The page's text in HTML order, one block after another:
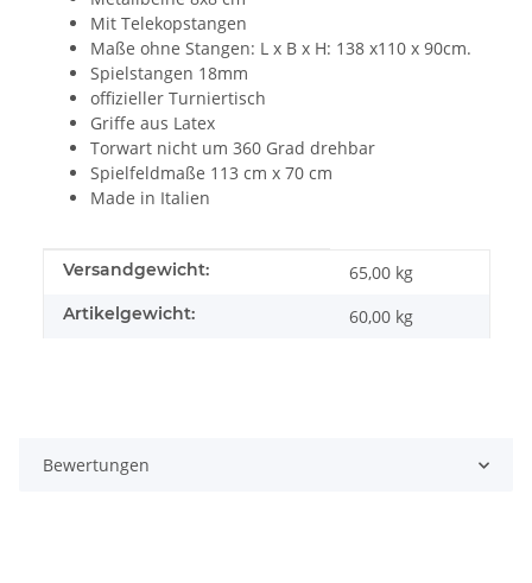
Mit Telekopstangen
Maße ohne Stangen: L x B x H: 138 x110 x 90cm.
Spielstangen 18mm
offizieller Turniertisch
Griffe aus Latex
Torwart nicht um 360 Grad drehbar
Spielfeldmaße 113 cm x 70 cm
Made in Italien
Produkteigenschaft
Wert
Versandgewicht: 65,00 kg
Artikelgewicht: 60,00 kg
Bewertungen